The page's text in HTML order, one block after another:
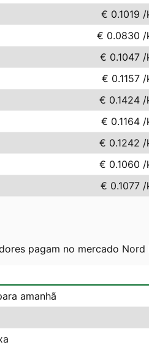
€ 0.1019 /
€ 0.0830 /
€ 0.1047 /
€ 0.1157 /
€ 0.1424 /
€ 0.1164 /
€ 0.1242 /
€ 0.1060 /
€ 0.1077 /
pagam no mercado
amanhã